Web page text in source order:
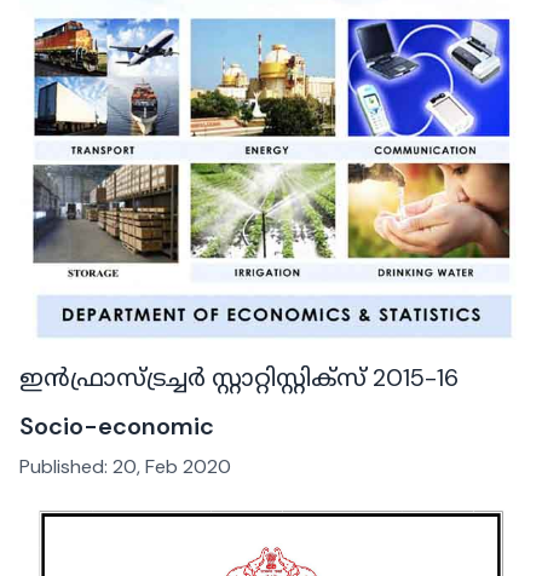
ഇൻഫ്രാസ്ട്രച്ചർ സ്റ്റാറ്റിസ്റ്റിക്‌സ് 2015-16
Socio-economic
Published: 20, Feb 2020